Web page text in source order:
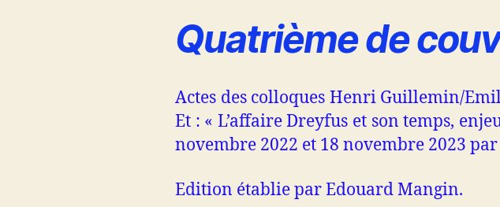
Quatrième de
Actes des colloques Henri Guillemin/
Et : « L’affaire Dreyfus et son temps,
novembre 2022 et 18 novembre 2023
Edition établie par Edouard Mangin.